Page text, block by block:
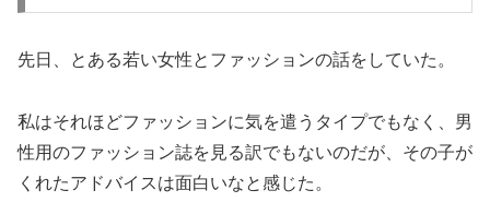
先日、とある若い女性とファッションの話をしていた。
私はそれほどファッションに気を遣うタイプでもなく、男
性用のファッション誌を見る訳でもないのだが、その子が
くれたアドバイスは面白いなと感じた。